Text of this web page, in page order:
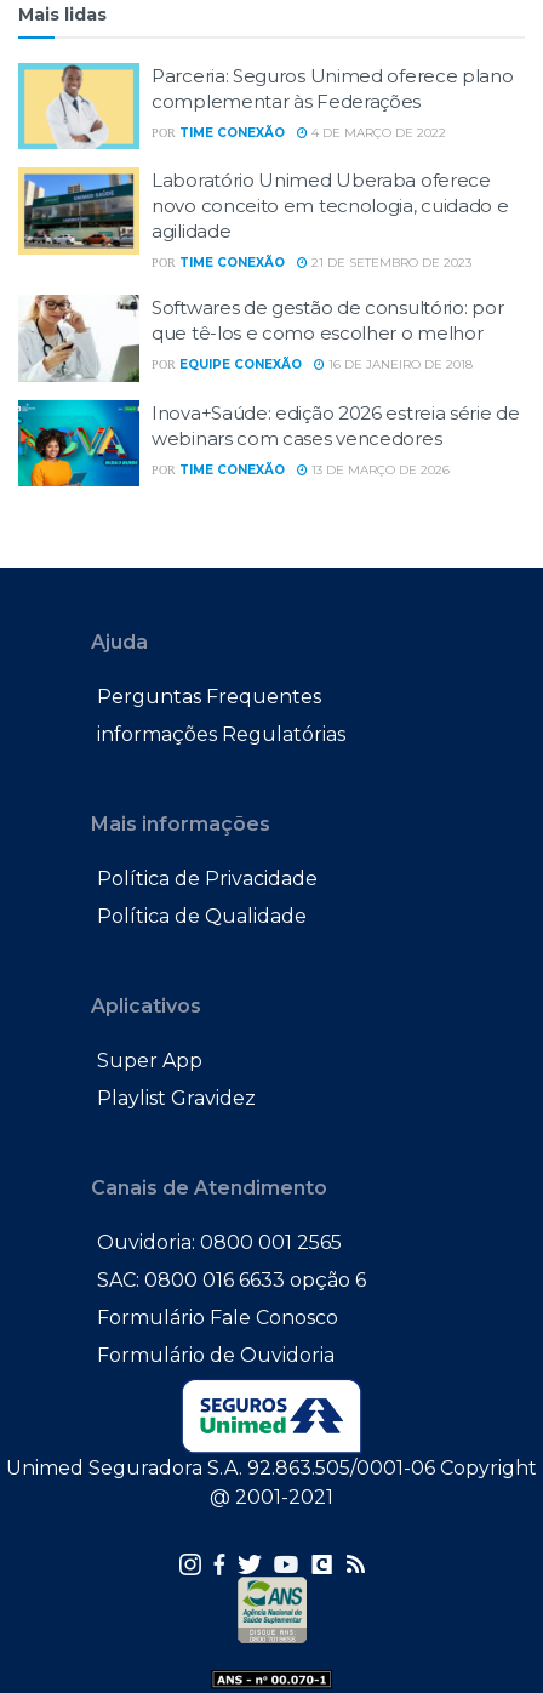
Mais lidas
Parceria: Seguros Unimed oferece plano
complementar às Federações
POR TIME CONEXÃO 4 DE MARÇO DE 2022
Laboratório Unimed Uberaba oferece
novo conceito em tecnologia, cuidado e
agilidade
POR TIME CONEXÃO 21 DE SETEMBRO DE 2023
Softwares de gestão de consultório: por
que tê-los e como escolher o melhor
POR EQUIPE CONEXÃO 16 DE JANEIRO DE 2018
Inova+Saúde: edição 2026 estreia série de
webinars com cases vencedores
POR TIME CONEXÃO 13 DE MARÇO DE 2026
Ajuda
Perguntas Frequentes
informações Regulatórias
Mais informações
Política de Privacidade
Política de Qualidade
Aplicativos
Super App
Playlist Gravidez
Canais de Atendimento
Ouvidoria: 0800 001 2565
SAC: 0800 016 6633 opção 6
Formulário Fale Conosco
Formulário de Ouvidoria
Unimed Seguradora S.A. 92.863.505/0001-06 Copyright
@ 2001-2021